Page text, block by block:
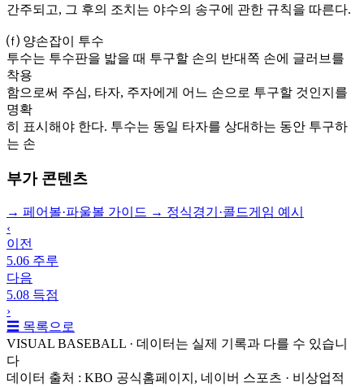
간주되고, 그 후의 조치는 야수의 송구에 관한 규칙을 따른다.
⒡ 양손잡이 투수
투수는 투수판을 밟을 때 투구할 손의 반대쪽 손에 글러브를
착용
함으로써 주심, 타자, 주자에게 어느 손으로 투구할 것인지를
명확
히 표시해야 한다. 투수는 동일 타자를 상대하는 동안 투구하
는 손
부가 콘텐츠
→ 페어볼·파울볼 가이드 → 정식경기·콜드게임 예시
‹
이전
5.06 주루
다음
5.08 득점
›
☰ 목록으로
VISUAL BASEBALL · 데이터는 실제 기록과 다를 수 있습니
다
데이터 출처 : KBO 공식홈페이지, 네이버 스포츠 · 비상업적